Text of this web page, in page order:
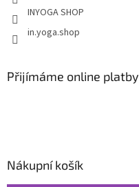
INYOGA SHOP
in.yoga.shop
Přijímáme online platby
Nákupní košík